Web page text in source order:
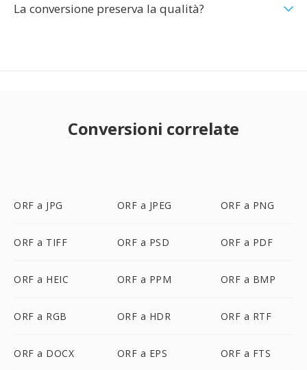
La conversione preserva la qualità?
Conversioni correlate
ORF a JPG ORF a JPEG ORF a PNG
ORF a TIFF ORF a PSD ORF a PDF
ORF a HEIC ORF a PPM ORF a BMP
ORF a RGB ORF a HDR ORF a RTF
ORF a DOCX ORF a EPS ORF a FTS